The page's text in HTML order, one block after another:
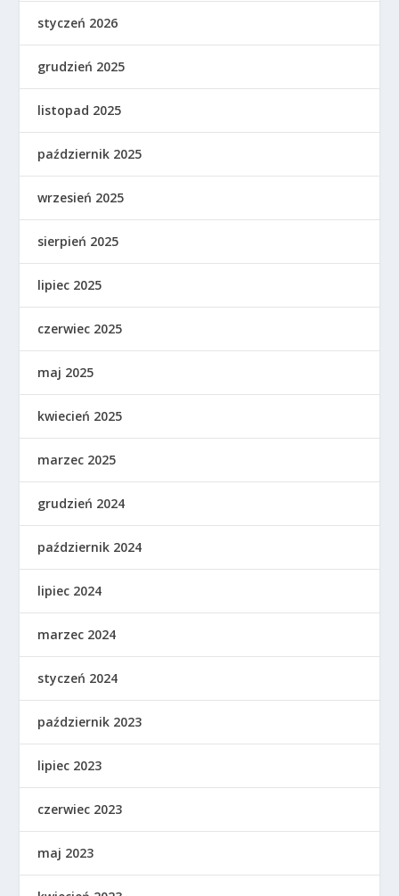
styczeń 2026
grudzień 2025
listopad 2025
październik 2025
wrzesień 2025
sierpień 2025
lipiec 2025
czerwiec 2025
maj 2025
kwiecień 2025
marzec 2025
grudzień 2024
październik 2024
lipiec 2024
marzec 2024
styczeń 2024
październik 2023
lipiec 2023
czerwiec 2023
maj 2023